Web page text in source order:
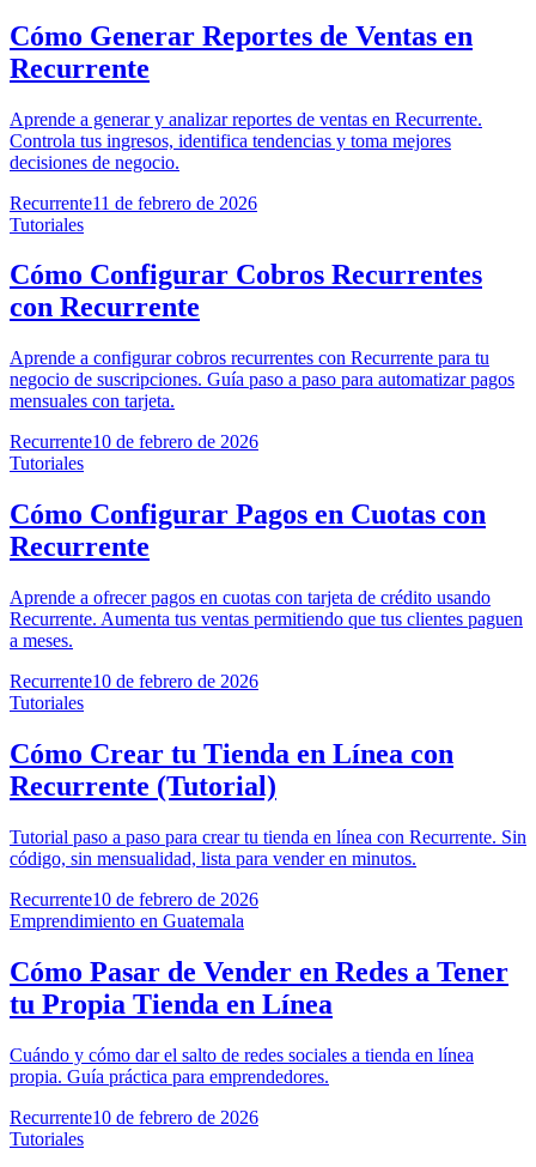
Cómo Generar Reportes de Ventas en
Recurrente
Aprende a generar y analizar reportes de ventas en Recurrente.
Controla tus ingresos, identifica tendencias y toma mejores
decisiones de negocio.
Recurrente11 de febrero de 2026
Tutoriales
Cómo Configurar Cobros Recurrentes
con Recurrente
Aprende a configurar cobros recurrentes con Recurrente para tu
negocio de suscripciones. Guía paso a paso para automatizar pagos
mensuales con tarjeta.
Recurrente10 de febrero de 2026
Tutoriales
Cómo Configurar Pagos en Cuotas con
Recurrente
Aprende a ofrecer pagos en cuotas con tarjeta de crédito usando
Recurrente. Aumenta tus ventas permitiendo que tus clientes paguen
a meses.
Recurrente10 de febrero de 2026
Tutoriales
Cómo Crear tu Tienda en Línea con
Recurrente (Tutorial)
Tutorial paso a paso para crear tu tienda en línea con Recurrente. Sin
código, sin mensualidad, lista para vender en minutos.
Recurrente10 de febrero de 2026
Emprendimiento en Guatemala
Cómo Pasar de Vender en Redes a Tener
tu Propia Tienda en Línea
Cuándo y cómo dar el salto de redes sociales a tienda en línea
propia. Guía práctica para emprendedores.
Recurrente10 de febrero de 2026
Tutoriales